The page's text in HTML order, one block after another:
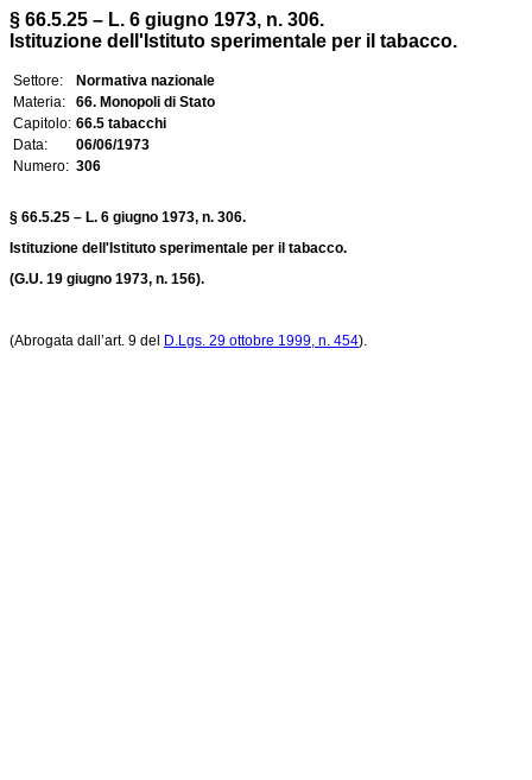
§ 66.5.25 – L. 6 giugno 1973, n. 306.
Istituzione dell'Istituto sperimentale per il tabacco.
Settore:
Normativa nazionale
Materia:
66. Monopoli di Stato
Capitolo: 66.5 tabacchi
Data:
06/06/1973
Numero: 306
§ 66.5.25 – L. 6 giugno 1973, n. 306.
Istituzione dell'Istituto sperimentale per il tabacco.
(G.U. 19 giugno 1973, n. 156).
(Abrogata dall’art. 9 del D.Lgs. 29 ottobre 1999, n. 454).